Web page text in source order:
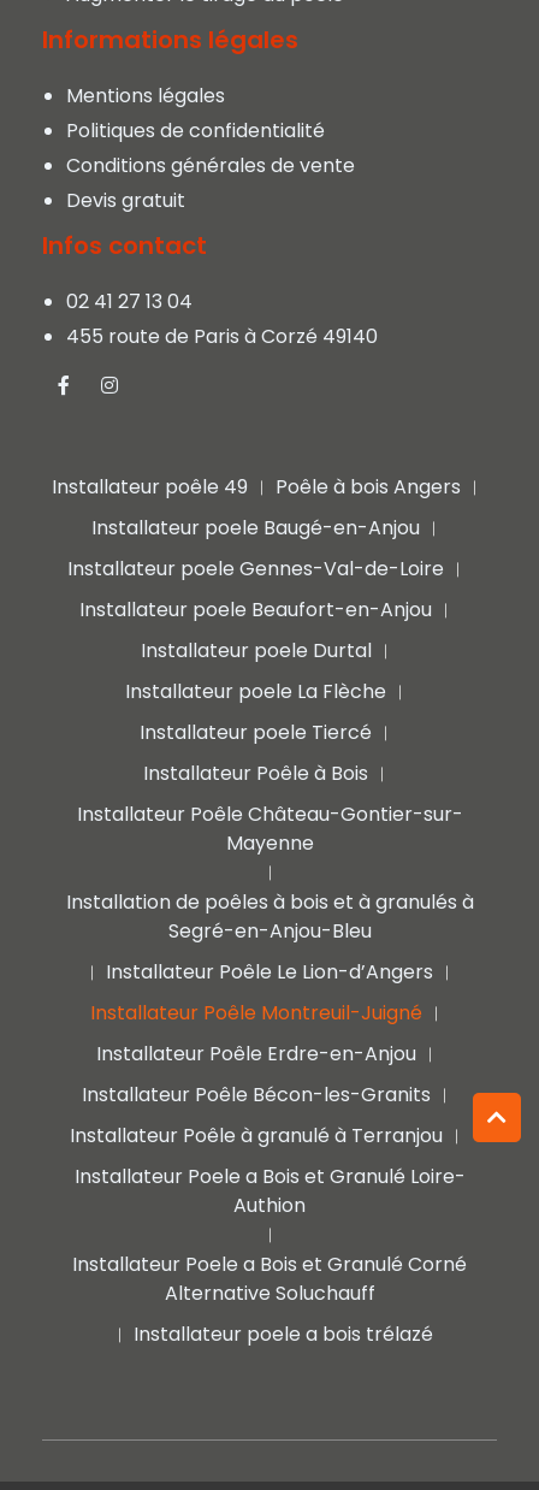
Informations légales
Mentions légales
Politiques de confidentialité
Conditions générales de vente
Devis gratuit
Infos contact
02 41 27 13 04
455 route de Paris à Corzé 49140
Installateur poêle 49 Poêle à bois Angers
Installateur poele Baugé-en-Anjou
Installateur poele Gennes-Val-de-Loire
Installateur poele Beaufort-en-Anjou
Installateur poele Durtal
Installateur poele La Flèche
Installateur poele Tiercé
Installateur Poêle à Bois
Installateur Poêle Château-Gontier-sur-
Mayenne
Installation de poêles à bois et à granulés à
Segré-en-Anjou-Bleu
Installateur Poêle Le Lion-d’Angers
Installateur Poêle Montreuil-Juigné
Installateur Poêle Erdre-en-Anjou
Installateur Poêle Bécon-les-Granits
Installateur Poêle à granulé à Terranjou
Installateur Poele a Bois et Granulé Loire-
Authion
Installateur Poele a Bois et Granulé Corné
Alternative Soluchauff
Installateur poele a bois trélazé